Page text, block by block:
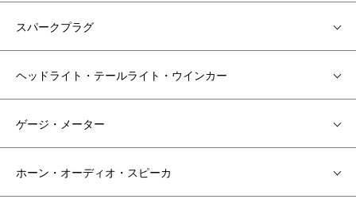
スパークプラグ
ヘッドライト・テールライト・ウインカー
ゲージ・メーター
ホーン・オーディオ・スピーカ